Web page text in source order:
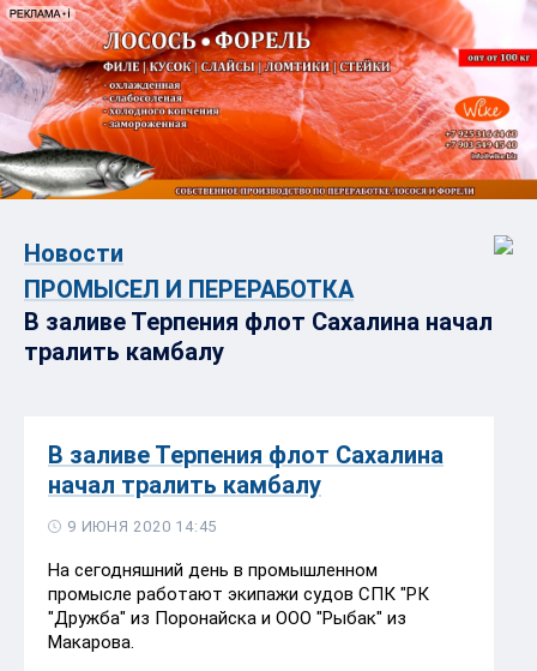
Новости
ПРОМЫСЕЛ И ПЕРЕРАБОТКА
В заливе Терпения флот Сахалина начал
тралить камбалу
В заливе Терпения флот Сахалина
начал тралить камбалу
9 ИЮНЯ 2020 14:45
На сегодняшний день в промышленном
промысле работают экипажи судов СПК "РК
"Дружба" из Поронайска и ООО "Рыбак" из
Макарова.